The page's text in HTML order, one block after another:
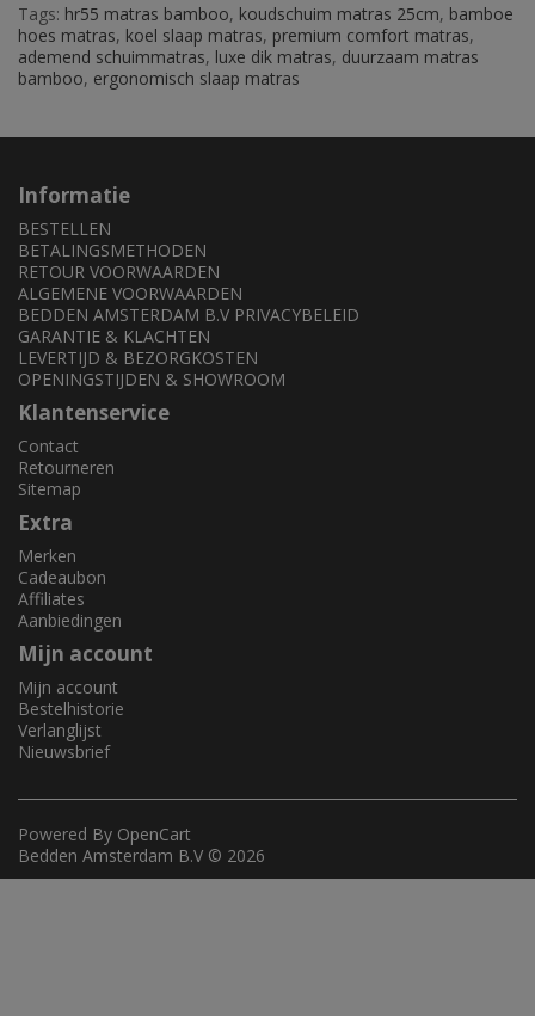
Tags: hr55 matras bamboo, koudschuim matras 25cm, bamboe
hoes matras, koel slaap matras, premium comfort matras,
ademend schuimmatras, luxe dik matras, duurzaam matras
bamboo, ergonomisch slaap matras
Informatie
BESTELLEN
BETALINGSMETHODEN
RETOUR VOORWAARDEN
ALGEMENE VOORWAARDEN
BEDDEN AMSTERDAM B.V PRIVACYBELEID
GARANTIE & KLACHTEN
LEVERTIJD & BEZORGKOSTEN
OPENINGSTIJDEN & SHOWROOM
Klantenservice
Contact
Retourneren
Sitemap
Extra
Merken
Cadeaubon
Affiliates
Aanbiedingen
Mijn account
Mijn account
Bestelhistorie
Verlanglijst
Nieuwsbrief
Powered By OpenCart
Bedden Amsterdam B.V © 2026